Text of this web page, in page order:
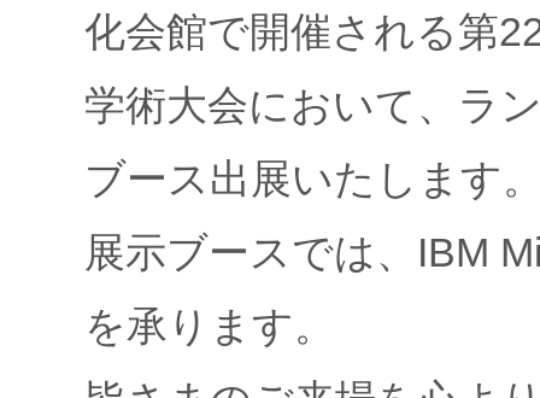
化会館で開催される第
学術大会において、ラ
ブース出展いたします
展示ブースでは、IBM
を承ります。